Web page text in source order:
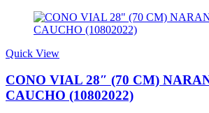
Quick View
CONO VIAL 28″ (70 CM)
CAUCHO (10802022)